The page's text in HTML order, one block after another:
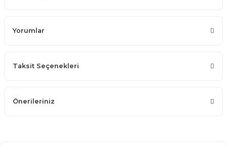
Yorumlar
Taksit Seçenekleri
Önerileriniz